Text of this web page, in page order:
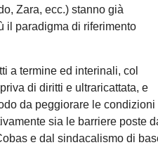
Zara, ecc.) stanno già
il paradigma di riferimento
a termine ed interinali, col
di diritti e ultraricattata, e
da peggiorare le condizioni
sia le barriere poste
e dal sindacalismo di